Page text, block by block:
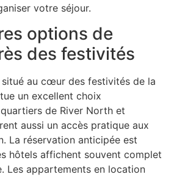
votre séjour.
options de
des festivités
au cœur des festivités de la
un excellent choix
de River North et
aussi un accès pratique aux
La réservation anticipée est
hôtels affichent souvent complet
Les appartements en location